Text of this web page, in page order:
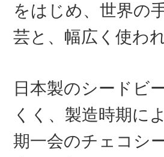
をはじめ、世界の
芸と、幅広く使わ
日本製のシードビ
くく、製造時期に
期一会のチェコシ